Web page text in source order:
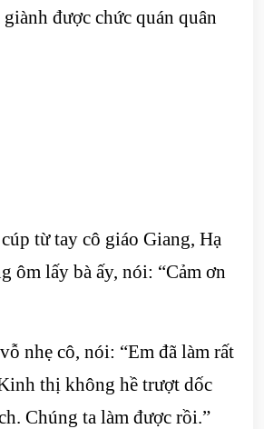
giành được chức quán quân
từ tay cô giáo Giang, Hạ
ôm lấy bà ấy, nói: “Cảm ơn
nhẹ cô, nói: “Em đã làm rất
thị không hề trượt dốc
Chúng ta làm được rồi.”